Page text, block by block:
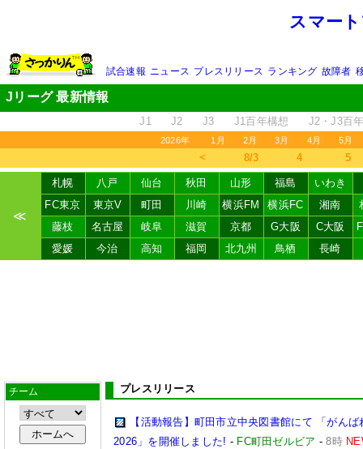
スマー
試合速報 ニュース プレスリリース ランキング 故障者
Jリーグ 最新情報
J1 J2 J3 J1百年構想 J2・J3百
2026年 1月 2月 3月 4月 5月
＜ 8/3 4 5
≪
札幌 八戸 仙台 秋田 山形 福島
いわき
FC東京
東京V 町田 川崎 横浜FM 横浜FC 湘南
藤枝
名古屋 岐阜 滋賀 京都 G大阪 C大阪
愛媛
今治 高知 福岡 北九州 鳥栖 長崎
チーム プレスリリース
【活動報告】町田市立中央図書館にて 「がん
2026」を開催しました! - FC町田ゼルビア -8時